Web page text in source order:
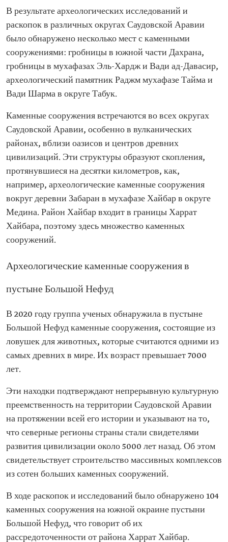
В результате археологических исследований и
раскопок в различных округах Саудовской Аравии
было обнаружено несколько мест с каменными
сооружениями: гробницы в южной части Дахрана,
гробницы в мухафазах Эль-Хардж и Вади ад-Давасир,
археологический памятник Раджм мухафазе Тайма и
Вади Шарма в округе Табук.
Каменные сооружения встречаются во всех округах
Саудовской Аравии, особенно в вулканических
районах, вблизи оазисов и центров древних
цивилизаций. Эти структуры образуют скопления,
протянувшиеся на десятки километров, как,
например, археологические каменные сооружения
вокруг деревни Забаран в мухафазе Хайбар в округе
Медина. Район Хайбар входит в границы Харрат
Хайбара, поэтому здесь множество каменных
сооружений.
Археологические каменные сооружения в
пустыне Большой Нефуд
В 2020 году группа ученых обнаружила в пустыне
Большой Нефуд каменные сооружения, состоящие из
ловушек для животных, которые считаются одними из
самых древних в мире. Их возраст превышает 7000
лет.
Эти находки подтверждают непрерывную культурную
преемственность на территории Саудовской Аравии
на протяжении всей его истории и указывают на то,
что северные регионы страны стали свидетелями
развития цивилизации около 5000 лет назад. Об этом
свидетельствует строительство массивных комплексов
из сотен больших каменных сооружений.
В ходе раскопок и исследований было обнаружено 104
каменных сооружения на южной окраине пустыни
Большой Нефуд, что говорит об их
рассредоточенности от района Харрат Хайбар.